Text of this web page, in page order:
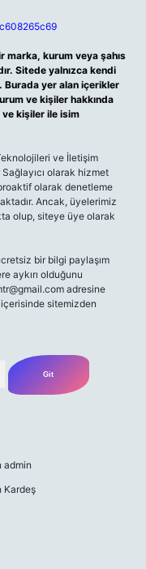
marka, kurum veya şahıs
Sitede yalnızca kendi
Burada yer alan içerikler
ve kişiler hakkında
ve kişiler ile isim
ve İletişim
olarak hizmet
olarak denetleme
Ancak, üyelerimiz
olup, siteye üye olarak
bir bilgi paylaşım
aykırı olduğunu
adresine
sitemizden
admin
Kardeş